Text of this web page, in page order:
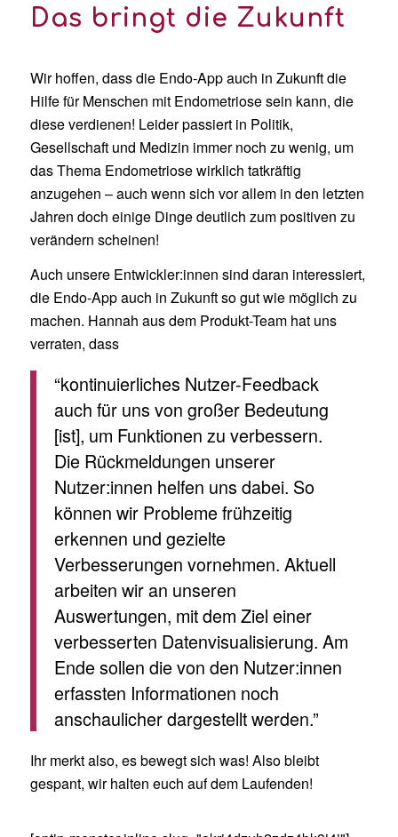
Das bringt die Zukunft
Wir hoffen, dass die Endo-App auch in Zukunft die
Hilfe für Menschen mit Endometriose sein kann, die
diese verdienen! Leider passiert in Politik,
Gesellschaft und Medizin immer noch zu wenig, um
das Thema Endometriose wirklich tatkräftig
anzugehen – auch wenn sich vor allem in den letzten
Jahren doch einige Dinge deutlich zum positiven zu
verändern scheinen!
Auch unsere Entwickler:innen sind daran interessiert,
die Endo-App auch in Zukunft so gut wie möglich zu
machen. Hannah aus dem Produkt-Team hat uns
verraten, dass
“kontinuierliches Nutzer-Feedback
auch für uns von großer Bedeutung
[ist], um Funktionen zu verbessern.
Die Rückmeldungen unserer
Nutzer:innen helfen uns dabei. So
können wir Probleme frühzeitig
erkennen und gezielte
Verbesserungen vornehmen. Aktuell
arbeiten wir an unseren
Auswertungen, mit dem Ziel einer
verbesserten Datenvisualisierung. Am
Ende sollen die von den Nutzer:innen
erfassten Informationen noch
anschaulicher dargestellt werden.”
Ihr merkt also, es bewegt sich was! Also bleibt
gespant, wir halten euch auf dem Laufenden!